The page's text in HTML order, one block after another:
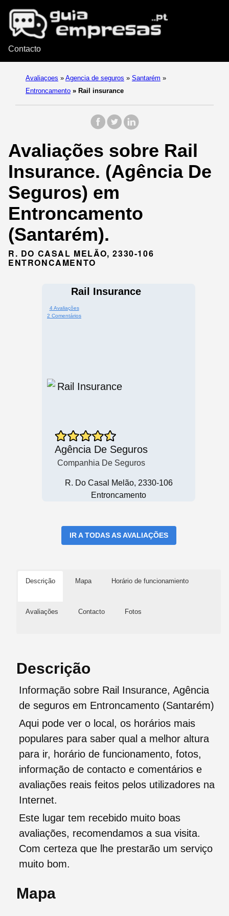
Contacto
Avaliaçoes » Agencia de seguros » Santarém »
Entroncamento » Rail insurance
Avaliações sobre Rail
Insurance. (Agência De
Seguros) em
Entroncamento
(Santarém).
R. DO CASAL MELÃO, 2330-106
ENTRONCAMENTO
Rail Insurance
4 Avaliações
2 Comentários
Agência De Seguros
Companhia De Seguros
R. Do Casal Melão, 2330-106
Entroncamento
IR A TODAS AS AVALIAÇÕES
Descrição Mapa Horário de funcionamiento
Avaliações Contacto Fotos
Descrição
Informação sobre Rail Insurance, Agência
de seguros em Entroncamento (Santarém)
Aqui pode ver o local, os horários mais
populares para saber qual a melhor altura
para ir, horário de funcionamento, fotos,
informação de contacto e comentários e
avaliações reais feitos pelos utilizadores na
Internet.
Este lugar tem recebido muito boas
avaliações, recomendamos a sua visita.
Com certeza que lhe prestarão um serviço
muito bom.
Mapa